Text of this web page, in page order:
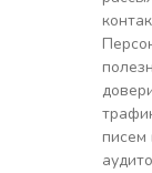
писем